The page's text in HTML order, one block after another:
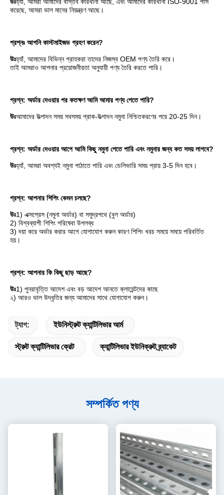
করেছে, আমরা ভাল মানের নিয়ন্ত্রণ আছে।
প্রশ্নঃ আপনি কাস্টমাইজড গ্রহণ করেন?
উঃহ্যাঁ, আমাদের বিভিন্ন গ্রাহকরা তাদের নিজস্ব OEM পণ্য তৈরি করে।
তাই আমরাও আপনার প্রয়োজনীয়তা অনুযায়ী পণ্য তৈরি করতে পারি।
প্রশ্ন: অর্ডার দেওয়ার পর কতক্ষণ আমি আমার পণ্য পেতে পারি?
উঃআমাদের উত্পাদন সময় সবসময় প্রাক-উত্পাদন নমুনা নিশ্চিতকরণের পরে 20-25 দিন।
প্রশ্ন: অর্ডার দেওয়ার আগে আমি কিছু নমুনা পেতে পারি এবং নমুনার জন্য কত সময় লাগবে?
উঃহ্যাঁ, আমরা অবশ্যই নমুনা পাঠাতে পারি এবং ডেলিভারি সময় প্রায় 3-5 দিন হবে।
প্রশ্ন: আপনার শিপিং কেমন চলছে?
উঃ1) এক্সপ্রেস (নমুনা অর্ডার) বা সমুদ্রপথে (বুল অর্ডার)
2) বিশ্বব্যাপী শিপিং পরিষেবা উপলব্ধ
3) দয়া করে অর্ডার করার আগে যোগাযোগ করুন কারণ শিপিং খরচ সময়ে সময়ে পরিবর্তিত
হয়।
প্রশ্ন: আপনার কি কিছু ছাড় আছে?
উঃ1) পুনরাবৃত্তি আদেশ এবং বড় আদেশ আনতে ক্লায়েন্টদের কাছে
২) আরও ভাল উদ্ধৃতির জন্য আমাদের সাথে যোগাযোগ করুন।
ট্যাগ: ইউনিস্ট্রুট ক্যান্টিলিভার আর্ম
স্ট্রুট ক্যান্টিলিভার ক্রেট ক্যান্টিলিভার ইউনিক্রুট ব্র্যাকেট
সম্পর্কিত পণ্য